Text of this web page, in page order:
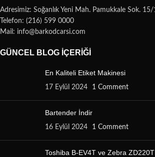
Adresimiz: Soğanlık Yeni Mah. Pamukkale Sok.
Telefon: (216) 599 0000
Mail: info@barkodcarsi.com
GÜNCEL BLOG İÇERIĞI
En Kaliteli Etiket Makinesi
17 Eylül 2024 1 Comment
Bartender İndir
16 Eylül 2024 1 Comment
Toshiba B-EV4T ve Zebra ZD220T